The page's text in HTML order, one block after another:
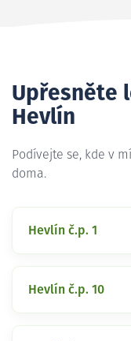
Upřesněte
Hevlín
Podívejte se, kde v
doma.
Hevlín č.p. 1
Hevlín č.p. 10